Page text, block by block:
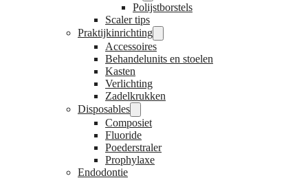
Polijstborstels
Scaler tips
Praktijkinrichting
Accessoires
Behandelunits en stoelen
Kasten
Verlichting
Zadelkrukken
Disposables
Composiet
Fluoride
Poederstraler
Prophylaxe
Endodontie